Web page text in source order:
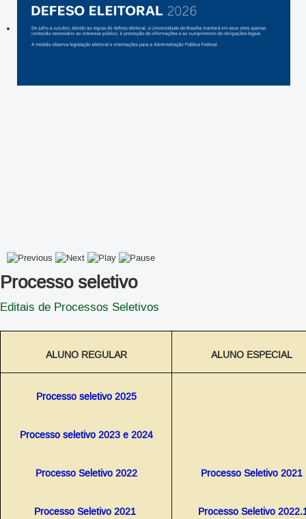
Processo seletivo
Editais de Processos Seletivos
ALUNO REGULAR ALUNO ESPECIAL
Processo seletivo 2025
Processo seletivo 2023 e 2024
Processo Seletivo 2022
Processo Seletivo 2021
Processo Seletivo 2021
Processo Seletivo